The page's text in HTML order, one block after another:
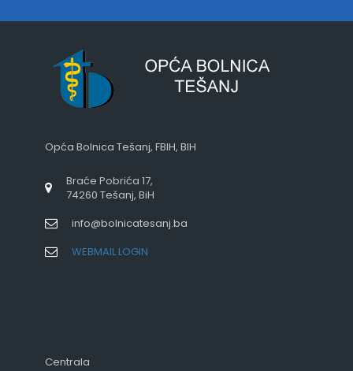
Opća Bolnica Tešanj, FBIH, BIH
Braće Pobrića 17,
74260 Tešanj, BiH
info@bolnicatesanj.ba
WEBMAIL LOGIN
Centrala